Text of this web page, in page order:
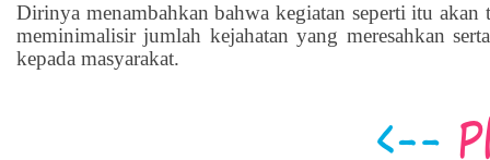
Dirinya menambahkan bahwa kegiatan seperti itu akan
meminimalisir jumlah kejahatan yang meresahkan
kepada masyarakat.